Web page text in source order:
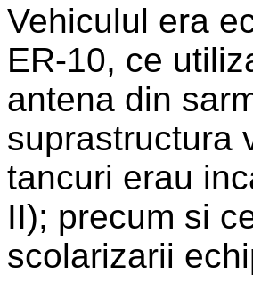
Vehiculul era
ER-10, ce
antena din
suprastructura
tancuri erau
II); precum si
scolarizarii